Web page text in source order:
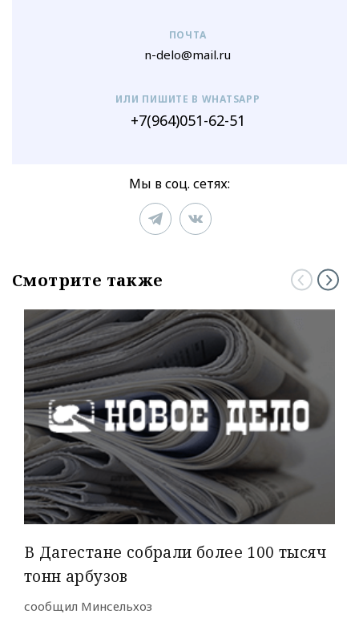
ПОЧТА
n-delo@mail.ru
ИЛИ ПИШИТЕ В WHATSAPP
+7(964)051-62-51
Мы в соц. сетях:
Смотрите также
В Дагестане собрали более 100 тысяч
тонн арбузов
сообщил Минсельхоз